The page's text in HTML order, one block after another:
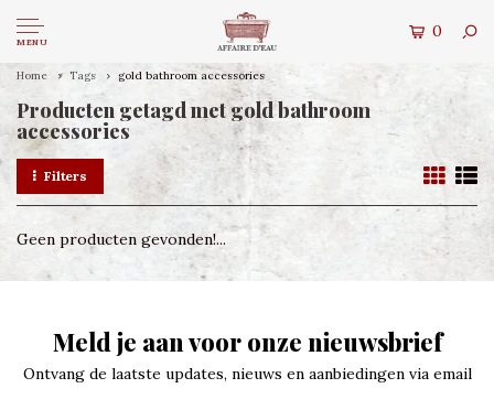
MENU
0
Home Tags gold bathroom accessories
Producten getagd met gold bathroom
accessories
Filters
Geen producten gevonden!...
Meld je aan voor onze nieuwsbrief
Ontvang de laatste updates, nieuws en aanbiedingen via email